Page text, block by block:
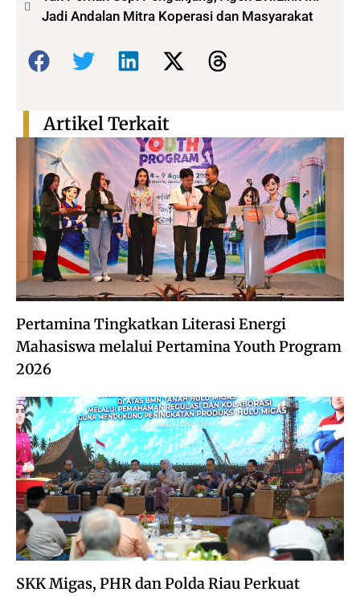
Jadi Andalan Mitra Koperasi dan Masyarakat
Bagikan:
Pertamina Tingkatkan Literasi Energi
Mahasiswa melalui Pertamina Youth Program
2026
SKK Migas, PHR dan Polda Riau Perkuat
Artikel Terkait